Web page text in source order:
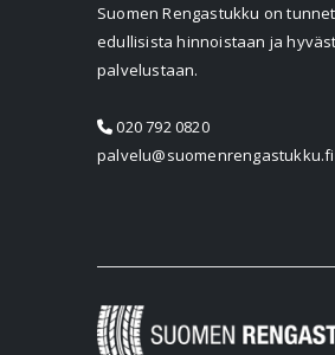
Suomen Rengastukku on
edullisista hinnoistaan ja
palvelustaan.
020 792 0820
palvelu@suomenrengastukku.fi